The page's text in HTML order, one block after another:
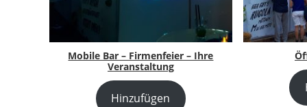
Mobile Bar – Firmenfeier – Ihre
Veranstaltung
Hinzufügen